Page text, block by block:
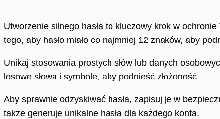
Utworzenie silnego hasła to kluczowy krok w
tego, aby hasło miało co najmniej 12 znaków, aby
Unikaj stosowania prostych słów lub danych
losowe słowa i symbole, aby podnieść złożoność.
Aby sprawnie odzyskiwać hasła, zapisuj je w
także generuje unikalne hasła dla każdego konta.